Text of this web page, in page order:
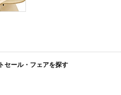
セール・フェアを探す